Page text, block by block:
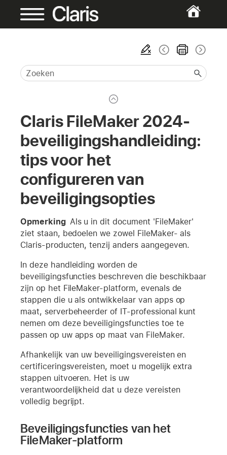
Claris FileMaker 2024-
beveiligingshandleiding:
tips voor het
configureren van
beveiligingsopties
Opmerking Als u in dit document 'FileMaker'
ziet staan, bedoelen we zowel FileMaker- als
Claris-producten, tenzij anders aangegeven.
In deze handleiding worden de
beveiligingsfuncties beschreven die beschikbaar
zijn op het FileMaker-platform, evenals de
stappen die u als ontwikkelaar van apps op
maat, serverbeheerder of IT-professional kunt
nemen om deze beveiligingsfuncties toe te
passen op uw apps op maat van FileMaker.
Afhankelijk van uw beveiligingsvereisten en
certificeringsvereisten, moet u mogelijk extra
stappen uitvoeren. Het is uw
verantwoordelijkheid dat u deze vereisten
volledig begrijpt.
Beveiligingsfuncties van het
FileMaker-platform